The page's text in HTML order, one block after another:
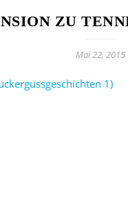
ZU
Mai 22, 2015
1)